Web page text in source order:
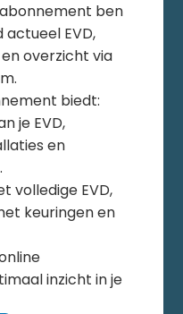
ben
EVD,
overzicht via
biedt:
je EVD,
en
volledige EVD,
keuringen en
inzicht in je